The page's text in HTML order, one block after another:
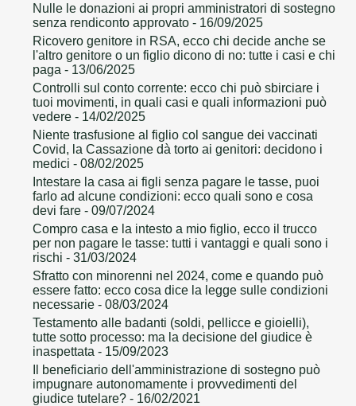
Nulle le donazioni ai propri amministratori di sostegno
senza rendiconto approvato - 16/09/2025
Ricovero genitore in RSA, ecco chi decide anche se
l'altro genitore o un figlio dicono di no: tutte i casi e chi
paga - 13/06/2025
Controlli sul conto corrente: ecco chi può sbirciare i
tuoi movimenti, in quali casi e quali informazioni può
vedere - 14/02/2025
Niente trasfusione al figlio col sangue dei vaccinati
Covid, la Cassazione dà torto ai genitori: decidono i
medici - 08/02/2025
Intestare la casa ai figli senza pagare le tasse, puoi
farlo ad alcune condizioni: ecco quali sono e cosa
devi fare - 09/07/2024
Compro casa e la intesto a mio figlio, ecco il trucco
per non pagare le tasse: tutti i vantaggi e quali sono i
rischi - 31/03/2024
Sfratto con minorenni nel 2024, come e quando può
essere fatto: ecco cosa dice la legge sulle condizioni
necessarie - 08/03/2024
Testamento alle badanti (soldi, pellicce e gioielli),
tutte sotto processo: ma la decisione del giudice è
inaspettata - 15/09/2023
Il beneficiario dell'amministrazione di sostegno può
impugnare autonomamente i provvedimenti del
giudice tutelare? - 16/02/2021